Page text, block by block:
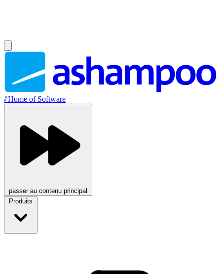
//Home of Software
passer au contenu principal
Produits